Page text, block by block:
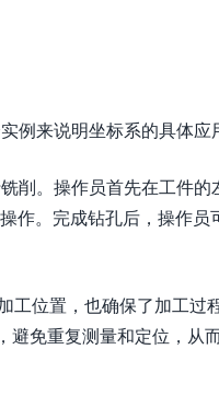
例来说明坐标系的具体应
削。操作员首先在工件的
作。完成钻孔后，操作
位置，也确保了加工过
免重复测量和定位，从